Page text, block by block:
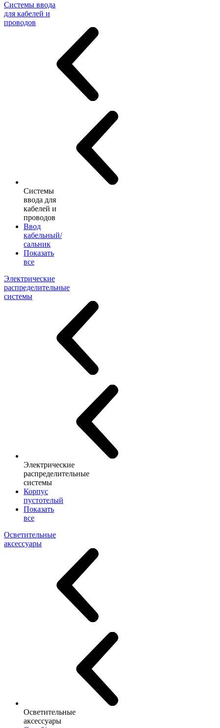
Системы ввода
для кабелей и
проводов
Системы
ввода для
кабелей и
проводов
Ввод
кабельный/
сальник
Показать
все
Электрические
распределительные
системы
Электрические
распределительные
системы
Корпус
пустотелый
Показать
все
Осветительные
аксессуары
Осветительные
аксессуары